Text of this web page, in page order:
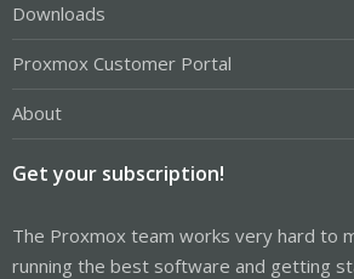
Downloads
Proxmox Customer Portal
About
Get your subscription!
The Proxmox team works very hard to
running the best software and getting